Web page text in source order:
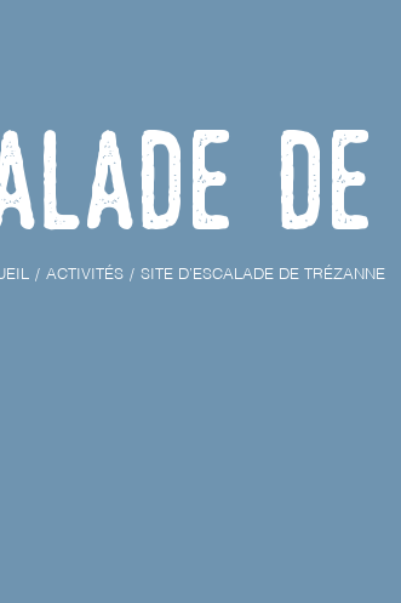
ACTIVITÉS SITE D’ESCALADE DE TRÉZANNE